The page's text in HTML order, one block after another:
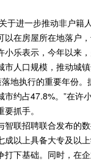
进一步推动非户籍
在房屋所在地落户
乐表示，今年以来，
人口规模，推动城
执行的重要年份。
约占47.8%。”在
抓手。
联招聘联合发布的
成以上具备大专及以
下基础。同时，在